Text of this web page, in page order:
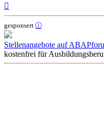
gesponsert ⓘ
Stellenangebote auf
kostenfrei für